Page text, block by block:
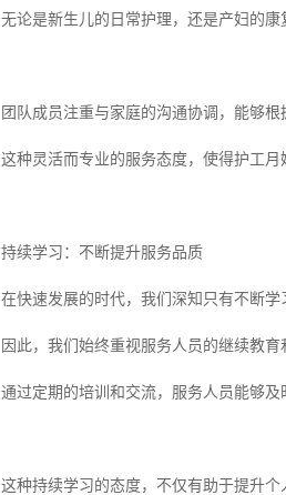
无论是新生儿的日常护理，还是产妇的
团队成员注重与家庭的沟通协调，能够
这种灵活而专业的服务态度，使得护工月
持续学习：不断提升服务品质
在快速发展的时代，我们深知只有不断学
因此，我们始终重视服务人员的继续教育
通过定期的培训和交流，服务人员能够
这种持续学习的态度，不仅有助于提升